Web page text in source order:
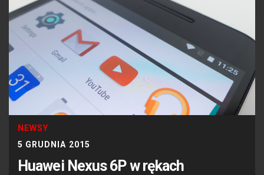
NEWSY
5 GRUDNIA 2015
Huawei Nexus 6P w rękach